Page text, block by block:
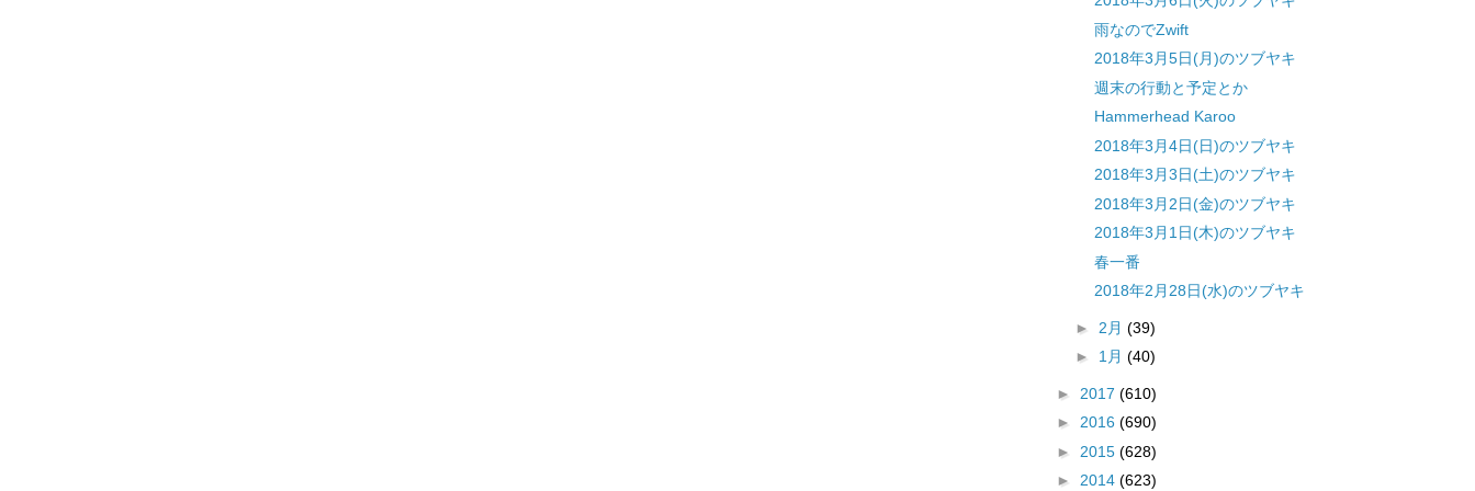
雨なのでZwift
2018年3月5日(月)のツブヤキ
週末の行動と予定とか
Hammerhead Karoo
2018年3月4日(日)のツブヤキ
2018年3月3日(土)のツブヤキ
2018年3月2日(金)のツブヤキ
2018年3月1日(木)のツブヤキ
春一番
2018年2月28日(水)のツブヤキ
► 2月 (39)
► 1月 (40)
► 2017 (610)
► 2016 (690)
► 2015 (628)
► 2014 (623)